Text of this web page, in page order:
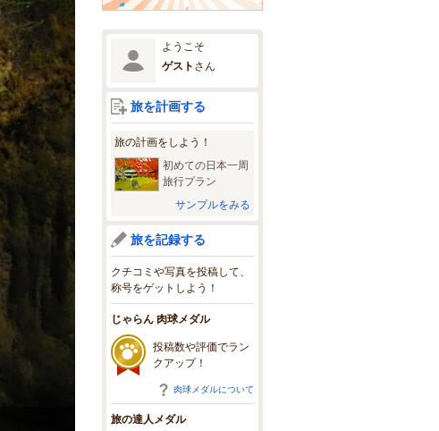
ようこそ
ゲスト さん
旅を計画する
旅の計画をしよう！
初めての日本一周
旅行プラン
サンプルをみる
旅を記録する
クチコミや写真を投稿して、
称号をゲットしよう！
じゃらん 肉球メダル
投稿数や評価でラン
クアップ！
肉球メダルについて
旅の達人メダル